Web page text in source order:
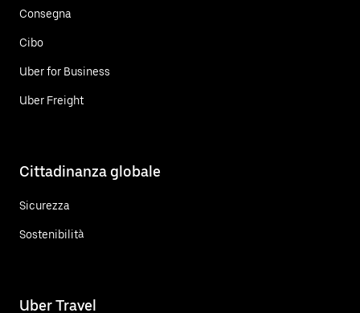
Consegna
Cibo
Uber for Business
Uber Freight
Cittadinanza globale
Sicurezza
Sostenibilità
Uber Travel